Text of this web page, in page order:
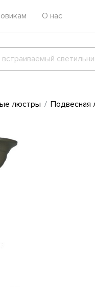
О нас
люстры Подвесная